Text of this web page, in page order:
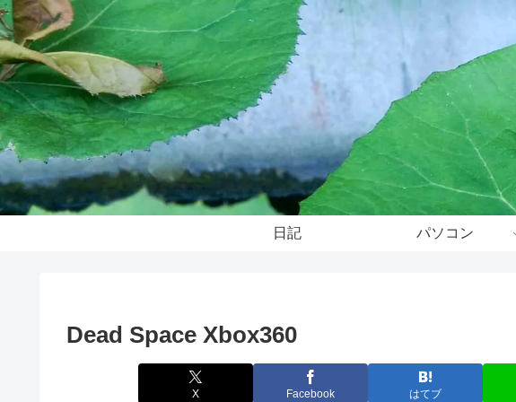
日記 パソコン
Dead Space Xbox360
X Facebook はてブ